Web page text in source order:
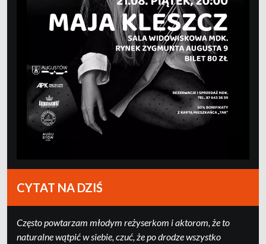
CYTAT NA DZIŚ
Często powtarzam młodym reżyserkom i aktorom, że to
naturalne wątpić w siebie, czuć, że po drodze wszystko